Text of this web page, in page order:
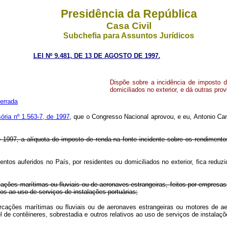
Presidência da República
Casa Civil
Subchefia para Assuntos Jurídicos
LEI Nº 9.481, DE 13 DE AGOSTO DE 1997.
Dispõe sobre a incidência de imposto
domiciliados no exterior, e dá outras
nº 1.563-7, de 1997, que o Congresso Nacional aprovou, e eu, Antonio
a alíquota do imposto de renda na fonte incidente sobre os
auferidos no País, por residentes ou domiciliados no exterior, fica
marítimas ou fluviais ou de aeronaves estrangeiras, feitos por
ao uso de serviços de instalações portuárias;
marítimas ou fluviais ou de aeronaves estrangeiras ou motores de
de contêineres, sobrestadia e outros relativos ao uso de